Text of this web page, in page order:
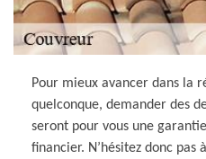
Pour mieux avancer dans la
quelconque, demander des
seront pour vous une
financier. N’hésitez donc